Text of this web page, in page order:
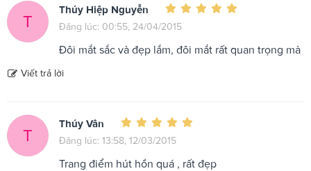
T
Thúy Hiệp Nguyễn
Đăng lúc: 00:55, 24/04/2015
Đôi mắt sắc và đẹp lắm, đôi mắt rất quan trọng mà
Viết trả lời
T
Thúy Vân
Đăng lúc: 13:58, 12/03/2015
Trang điểm hút hồn quá , rất đẹp